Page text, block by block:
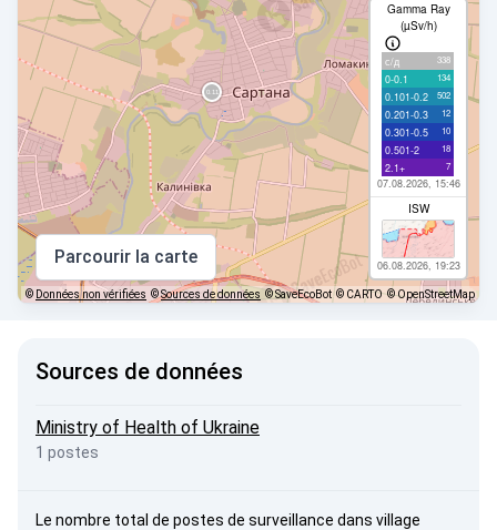
Gamma Ray
(µSv/h)
с/д 338
0-0.1 134
0.101-0.2 502
0.201-0.3 12
0.301-0.5 10
0.501-2 18
2.1+ 7
07.08.2026, 15:46
ISW
06.08.2026, 19:23
Parcourir la carte
© Données non vérifiées ©Sources de données © SaveEcoBot © CARTO © OpenStreetMap
Sources de données
Ministry of Health of Ukraine
1 postes
Le nombre total de postes de surveillance dans village